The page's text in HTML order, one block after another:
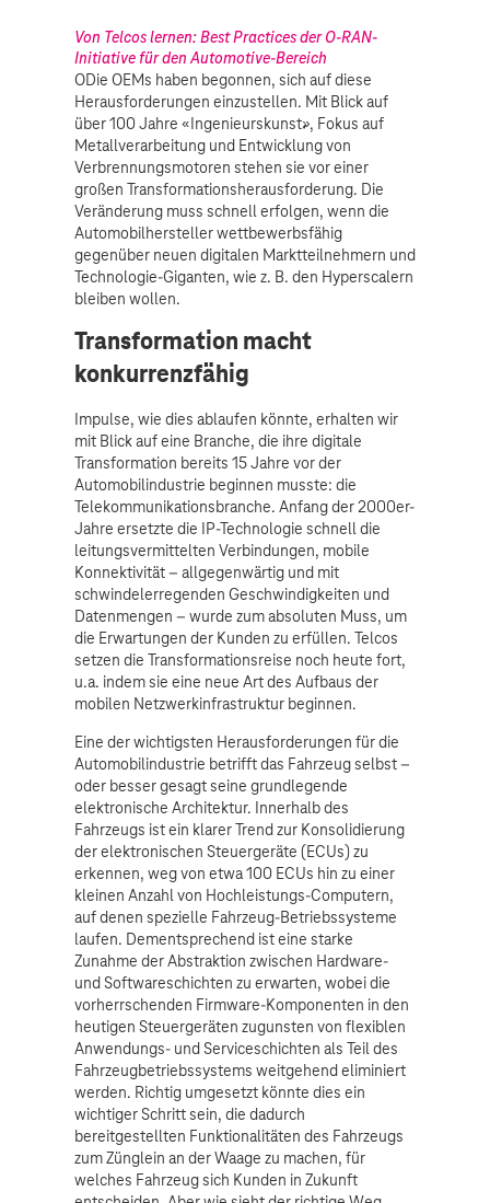
Von Telcos lernen: Best Practices der O-RAN-
Initiative für den Automotive-Bereich
ODie OEMs haben begonnen, sich auf diese
Herausforderungen einzustellen. Mit Blick auf
über 100 Jahre «Ingenieurskunst», Fokus auf
Metallverarbeitung und Entwicklung von
Verbrennungsmotoren stehen sie vor einer
großen Transformationsherausforderung. Die
Veränderung muss schnell erfolgen, wenn die
Automobilhersteller wettbewerbsfähig
gegenüber neuen digitalen Marktteilnehmern und
Technologie-Giganten, wie z. B. den Hyperscalern
bleiben wollen.
Transformation macht
konkurrenzfähig
Impulse, wie dies ablaufen könnte, erhalten wir
mit Blick auf eine Branche, die ihre digitale
Transformation bereits 15 Jahre vor der
Automobilindustrie beginnen musste: die
Telekommunikationsbranche. Anfang der 2000er-
Jahre ersetzte die IP-Technologie schnell die
leitungsvermittelten Verbindungen, mobile
Konnektivität – allgegenwärtig und mit
schwindelerregenden Geschwindigkeiten und
Datenmengen – wurde zum absoluten Muss, um
die Erwartungen der Kunden zu erfüllen. Telcos
setzen die Transformationsreise noch heute fort,
u.a. indem sie eine neue Art des Aufbaus der
mobilen Netzwerkinfrastruktur beginnen.
Eine der wichtigsten Herausforderungen für die
Automobilindustrie betrifft das Fahrzeug selbst –
oder besser gesagt seine grundlegende
elektronische Architektur. Innerhalb des
Fahrzeugs ist ein klarer Trend zur Konsolidierung
der elektronischen Steuergeräte (ECUs) zu
erkennen, weg von etwa 100 ECUs hin zu einer
kleinen Anzahl von Hochleistungs-Computern,
auf denen spezielle Fahrzeug-Betriebssysteme
laufen. Dementsprechend ist eine starke
Zunahme der Abstraktion zwischen Hardware-
und Softwareschichten zu erwarten, wobei die
vorherrschenden Firmware-Komponenten in den
heutigen Steuergeräten zugunsten von flexiblen
Anwendungs- und Serviceschichten als Teil des
Fahrzeugbetriebssystems weitgehend eliminiert
werden. Richtig umgesetzt könnte dies ein
wichtiger Schritt sein, die dadurch
bereitgestellten Funktionalitäten des Fahrzeugs
zum Zünglein an der Waage zu machen, für
welches Fahrzeug sich Kunden in Zukunft